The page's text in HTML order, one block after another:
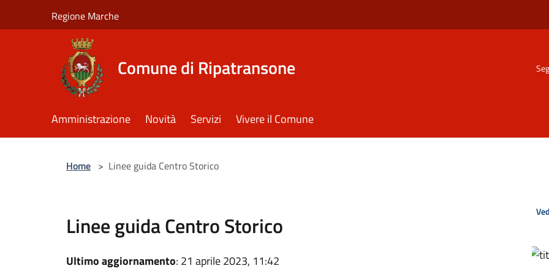
Regione Marche
Comune di Ripatransone
Amministrazione Novità Servizi Vivere il Comune
Home > Linee guida Centro Storico
Linee guida Centro Storico
Ultimo aggiornamento: 21 aprile 2023, 11:42